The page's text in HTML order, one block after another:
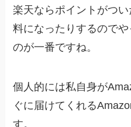
楽天ならポイントがつ
料になったりするので
のが一番ですね。
個人的には私自身が
ぐに届けてくれる
す。